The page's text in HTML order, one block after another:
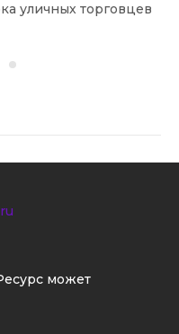
уличных торговцев
может